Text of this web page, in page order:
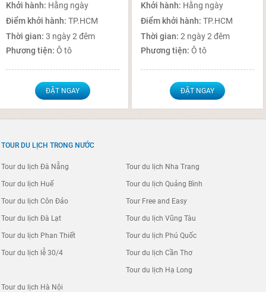
Khởi hành: Hằng ngày
Điểm khởi hành:TP.HCM
Thời gian:3 ngày 2 đêm
Phương tiện:Ô tô
ĐẶT NGAY
Khởi hành: Hằng ngày
Điểm khởi hành:TP.HCM
Thời gian:2 ngày 2 đêm
Phương tiện:Ô tô
ĐẶT NGAY
TOUR DU LỊCH TRONG NƯỚC
Tour du lịch Đà Nẵng
Tour du lịch Huế
Tour du lịch Côn Đảo
Tour du lịch Nha Trang
Tour du lịch Quảng Bình
Tour Free and Easy
Tour du lịch Đà Lạt
Tour du lịch Phan Thiết
Tour du lịch lễ 30/4
Tour du lịch Vũng Tàu
Tour du lịch Phú Quốc
Tour du lịch Cần Thơ
Tour du lịch Hạ Long
Tour du lịch Hà Nội